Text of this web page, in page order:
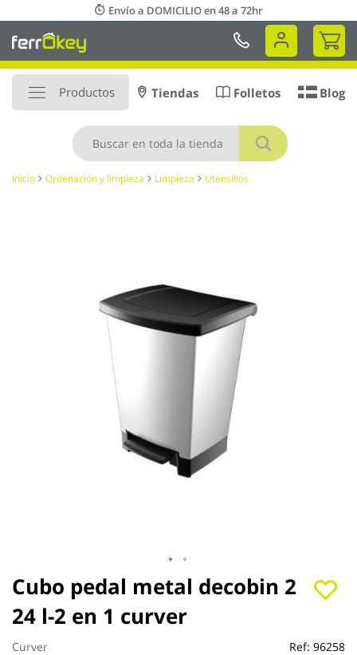
al
contenido
Envío a DOMICILIO en 48 a 72hr
Mi
Productos
Buscar
Tiendas Folletos Blog
Inicio Ordenación y limpieza Limpieza Utensilios
Cubo pedal metal decobin 2
24 l-2 en 1 curver
Curver Ref: 96258
Saltar
al
comienzo
de
la